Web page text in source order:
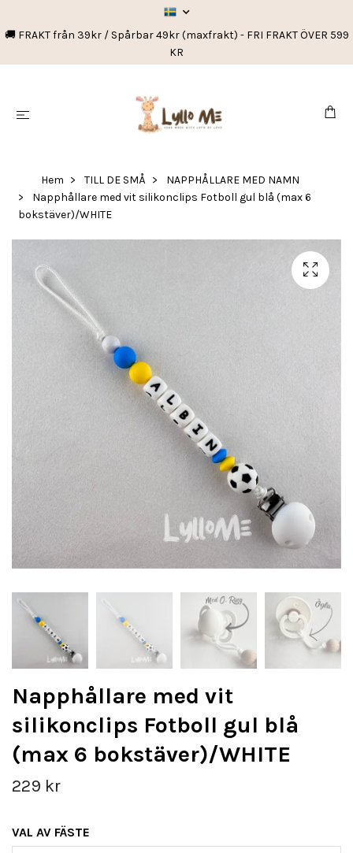
🚚 FRAKT från 39kr / Spårbar 49kr (maxfrakt) - FRI FRAKT ÖVER 599
KR
Hem TILL DE SMÅ
NAPPHÅLLARE MED NAMN
Napphållare med vit silikonclips Fotboll gul blå (max 6
bokstäver)/WHITE
Napphållare med vit
silikonclips Fotboll gul blå
(max 6 bokstäver)/WHITE
229 kr
VAL AV FÄSTE